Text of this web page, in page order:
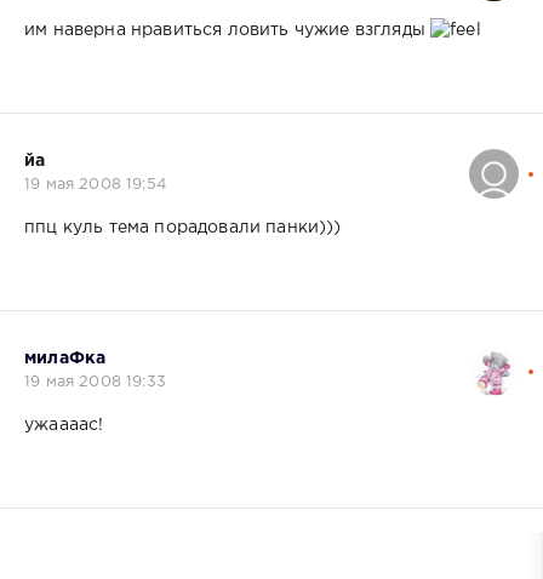
им наверна нравиться ловить чужие взгляды
йа
19 мая 2008 19:54
ппц куль тема порадовали панки)))
милаФка
19 мая 2008 19:33
ужаааас!